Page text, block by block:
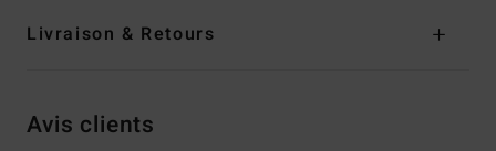
Livraison & Retours
Avis clients